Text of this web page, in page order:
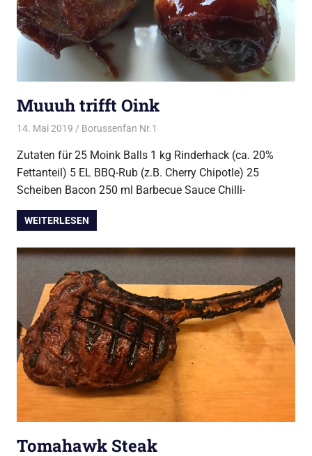
Muuuh trifft Oink
14. Mai 2019 Borussenfan Nr.1
Zutaten für 25 Moink Balls 1 kg Rinderhack (ca. 20%
Fettanteil) 5 EL BBQ-Rub (z.B. Cherry Chipotle) 25
Scheiben Bacon 250 ml Barbecue Sauce Chilli-
WEITERLESEN
Tomahawk Steak